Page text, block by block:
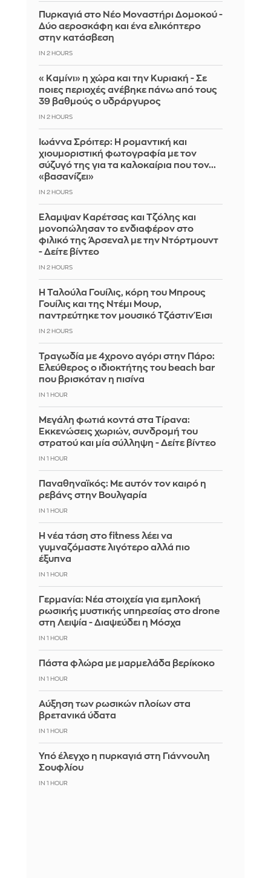
Πυρκαγιά στο Νέο Μοναστήρι Δομοκού -
Δύο αεροσκάφη και ένα ελικόπτερο
στην κατάσβεση
IN 2 HOURS
«Καμίνι» η χώρα και την Κυριακή - Σε
ποιες περιοχές ανέβηκε πάνω από τους
39 βαθμούς ο υδράργυρος
IN 2 HOURS
Ιωάννα Σρόιτερ: Η ρομαντική και
χιουμοριστική φωτογραφία με τον
σύζυγό της για τα καλοκαίρια που τον...
«βασανίζει»
IN 2 HOURS
Έλαμψαν Καρέτσας και Τζόλης και
μονοπώλησαν το ενδιαφέρον στο
φιλικό της Άρσεναλ με την Ντόρτμουντ
- Δείτε βίντεο
IN 2 HOURS
Η Ταλούλα Γουίλις, κόρη του Μπρους
Γουίλις και της Ντέμι Μουρ,
παντρεύτηκε τον μουσικό Τζάστιν Έισι
IN 2 HOURS
Τραγωδία με 4χρονο αγόρι στην Πάρο:
Ελεύθερος ο ιδιοκτήτης του beach bar
που βρισκόταν η πισίνα
IN 1 HOUR
Μεγάλη φωτιά κοντά στα Τίρανα:
Εκκενώσεις χωριών, συνδρομή του
στρατού και μία σύλληψη - Δείτε βίντεο
IN 1 HOUR
Παναθηναϊκός: Με αυτόν τον καιρό η
ρεβάνς στην Βουλγαρία
IN 1 HOUR
Η νέα τάση στο fitness λέει να
γυμναζόμαστε λιγότερο αλλά πιο
έξυπνα
IN 1 HOUR
Γερμανία: Νέα στοιχεία για εμπλοκή
ρωσικής μυστικής υπηρεσίας στο drone
στη Λειψία - Διαψεύδει η Μόσχα
IN 1 HOUR
Πάστα φλώρα με μαρμελάδα βερίκοκο
IN 1 HOUR
Αύξηση των ρωσικών πλοίων στα
βρετανικά ύδατα
IN 1 HOUR
Υπό έλεγχο η πυρκαγιά στη Γιάννουλη
Σουφλίου
IN 1 HOUR